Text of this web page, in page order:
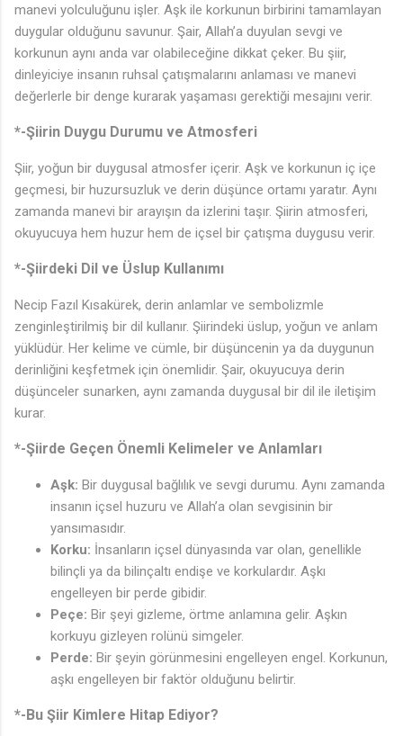
manevi yolculuğunu işler. Aşk ile korkunun birbirini tamamlayan
duygular olduğunu savunur. Şair, Allah’a duyulan sevgi ve
korkunun aynı anda var olabileceğine dikkat çeker. Bu şiir,
dinleyiciye insanın ruhsal çatışmalarını anlaması ve manevi
değerlerle bir denge kurarak yaşaması gerektiği mesajını verir.
*-Şiirin Duygu Durumu ve Atmosferi
Şiir, yoğun bir duygusal atmosfer içerir. Aşk ve korkunun iç içe
geçmesi, bir huzursuzluk ve derin düşünce ortamı yaratır. Aynı
zamanda manevi bir arayışın da izlerini taşır. Şiirin atmosferi,
okuyucuya hem huzur hem de içsel bir çatışma duygusu verir.
*-Şiirdeki Dil ve Üslup Kullanımı
Necip Fazıl Kısakürek, derin anlamlar ve sembolizmle
zenginleştirilmiş bir dil kullanır. Şiirindeki üslup, yoğun ve anlam
yüklüdür. Her kelime ve cümle, bir düşüncenin ya da duygunun
derinliğini keşfetmek için önemlidir. Şair, okuyucuya derin
düşünceler sunarken, aynı zamanda duygusal bir dil ile iletişim
kurar.
*-Şiirde Geçen Önemli Kelimeler ve Anlamları
Aşk: Bir duygusal bağlılık ve sevgi durumu. Aynı zamanda
insanın içsel huzuru ve Allah’a olan sevgisinin bir
yansımasıdır.
Korku: İnsanların içsel dünyasında var olan, genellikle
bilinçli ya da bilinçaltı endişe ve korkulardır. Aşkı
engelleyen bir perde gibidir.
Peçe: Bir şeyi gizleme, örtme anlamına gelir. Aşkın
korkuyu gizleyen rolünü simgeler.
Perde: Bir şeyin görünmesini engelleyen engel. Korkunun,
aşkı engelleyen bir faktör olduğunu belirtir.
*-Bu Şiir Kimlere Hitap Ediyor?
♩
🎶